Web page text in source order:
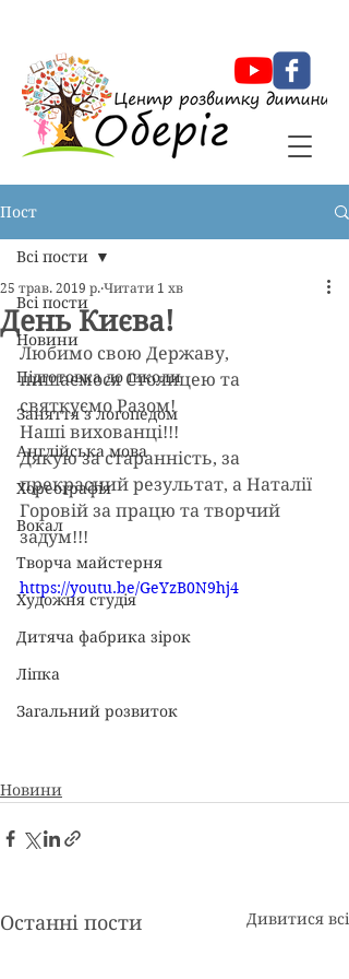
Пост
Всі пости
Новини
Підготовка до школи
Заняття з логопедом
Англійська мова
Хореографія
Вокал
Творча майстерня
Художня студія
Дитяча фабрика зірок
Ліпка
Загальний розвиток
Всі пости
День Києва!
25 трав. 2019 р. Читати 1 хв
Любимо свою Державу,
пишаємося Столицею та
святкуємо Разом!
Наші вихованці!!!
Дякую за старанність, за
прекрасний результат, а Наталії
Горовій за працю та творчий
задум!!!
https://youtu.be/GeYzB0N9hj4
Новини
Останні пости Дивитися всі